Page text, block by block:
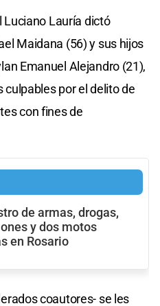
Luciano Lauría dictó
Maidana (56) y sus hijos
Emanuel Alejandro (21),
por el delito de
con fines de
de armas, drogas,
y dos motos
en Rosario
coautores- se les